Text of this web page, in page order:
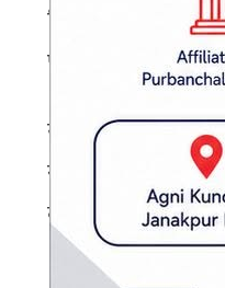
विशेष गरी स्थानीय
परेको मन्त्रालयको
यसअघि पनि पटक-
संकेत दिएको हो।
बढाइने मन्त्रालयले
प्रकाशित मिति: २०८३ बैशाख